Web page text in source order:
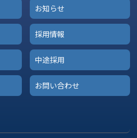
お知らせ
採用情報
中途採用
お問い合わせ